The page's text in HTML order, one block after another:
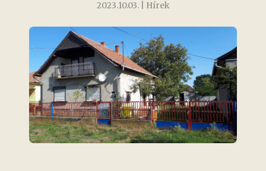
2023.10.03. | Hírek